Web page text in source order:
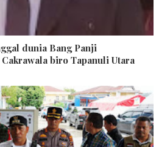
dunia Bang Panji
biro Tapanuli Utara